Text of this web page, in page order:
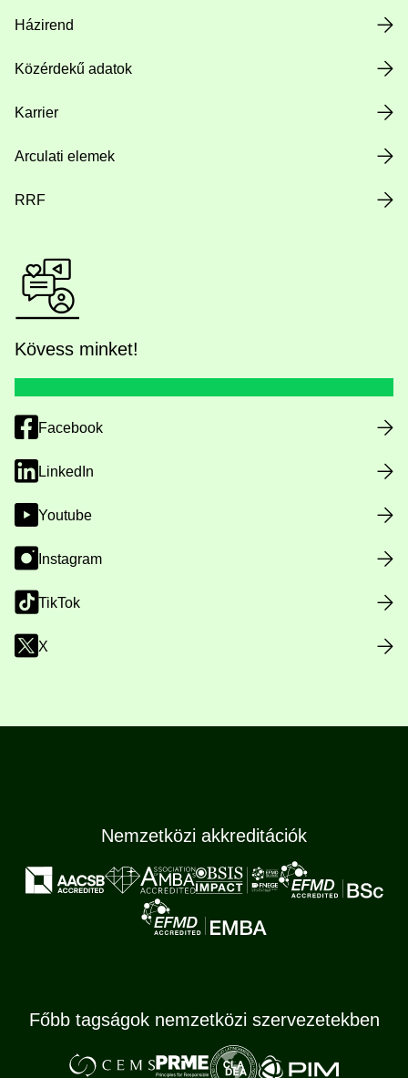
Házirend
Közérdekű adatok
Karrier
Arculati elemek
RRF
Kövess minket!
Facebook
LinkedIn
Youtube
Instagram
TikTok
X
Nemzetközi akkreditációk
Főbb tagságok nemzetközi szervezetekben